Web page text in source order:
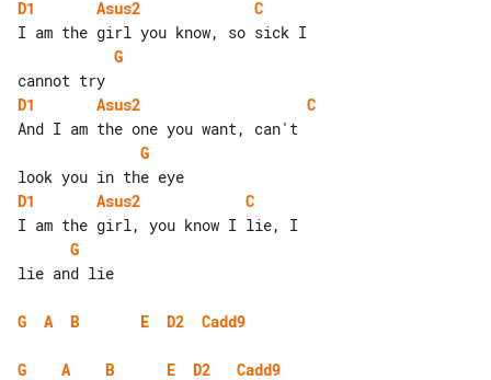
D1
Asus2
C
G
D1
Asus2
C
G
D1
Asus2
C
G
lie and lie
G A B E D2 Cadd9
G A B E D2
Cadd9